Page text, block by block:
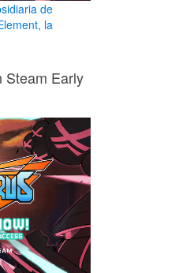
de
la
Steam Early